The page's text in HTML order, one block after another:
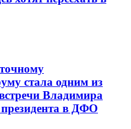
стала одним из
Владимира
в ДФО